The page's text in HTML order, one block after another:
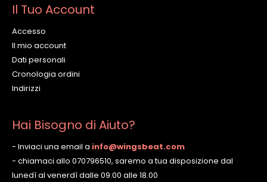
Il Tuo Account
Accesso
Il mio account
Dati personali
Cronologia ordini
Indirizzi
Hai Bisogno di Aiuto?
- Inviaci una email a info@wingsbeat.com
- chiamaci allo 070796510, saremo a tua disposizione dal
lunedì al venerdì dalle 09.00 alle 18.00